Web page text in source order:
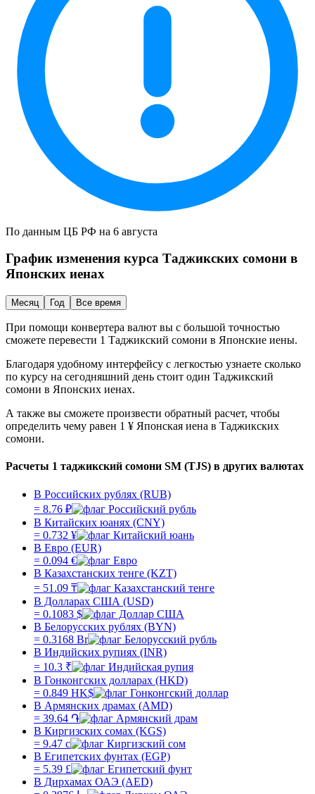
По данным ЦБ РФ на 6 августа
График изменения курса Таджикских сомони в
Японских иенах
Месяц Год Все время
При помощи конвертера валют вы с большой точностью
сможете перевести 1 Таджикский сомони в Японские иены.
Благодаря удобному интерфейсу с легкостью узнаете сколько
по курсу на сегодняшний день стоит один Таджикский
сомони в Японских иенах.
А также вы сможете произвести обратный расчет, чтобы
определить чему равен 1 ¥ Японская иена в Таджикских
сомони.
Расчеты 1 таджикский сомони SM (TJS) в других валютах
В Российских рублях (RUB)
= 8.76 ₽
В Китайских юанях (CNY)
= 0.732 ¥
В Евро (EUR)
= 0.094 €
В Казахстанских тенге (KZT)
= 51.09 ₸
В Долларах США (USD)
= 0.1083 $
В Белорусских рублях (BYN)
= 0.3168 Br
В Индийских рупиях (INR)
= 10.3 ₹
В Гонконгских долларах (HKD)
= 0.849 HK$
В Армянских драмах (AMD)
= 39.64 ֏
В Киргизских сомах (KGS)
= 9.47 с
В Египетских фунтах (EGP)
= 5.39 £
В Дирхамах ОАЭ (AED)